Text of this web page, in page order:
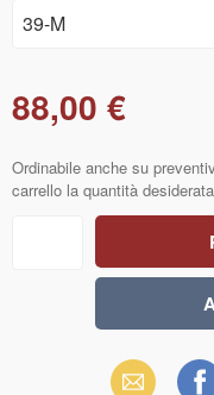
88,00 €
Ordinabile anche su
carrello la quantità
Email